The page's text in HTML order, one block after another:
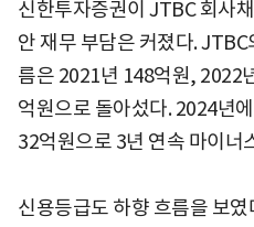
신한투자증권이 JTBC 회사
안 재무 부담은 커졌다.
름은 2021년 148억원, 2022
억원으로 돌아섰다. 2024년
32억원으로 3년 연속 마이너
신용등급도 하향 흐름을 보